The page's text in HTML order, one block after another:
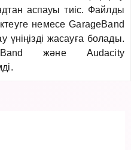
аспауы тиіс. Файлды
немесе GarageBand
үніңізді жасауға болады.
және Audacity